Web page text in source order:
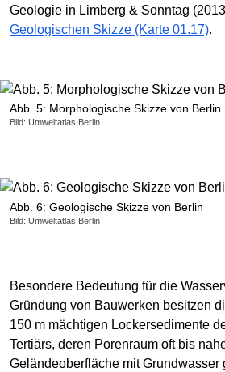
Geologie in Limberg & Sonntag
Geologischen Skizze (Karte 01.17).
Abb. 5: Morphologische Skizze von Berlin
Bild: Umweltatlas Berlin
Abb. 6: Geologische Skizze von Berlin
Bild: Umweltatlas Berlin
Besondere Bedeutung für die
Gründung von Bauwerken besitzen
150 m mächtigen Lockersedimente
Tertiärs, deren Porenraum oft bis
Geländeoberfläche mit Grundwasser